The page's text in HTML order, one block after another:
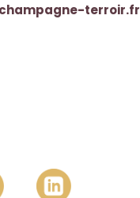
terroir.fr